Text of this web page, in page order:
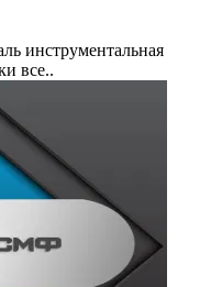
инструментальная
все..